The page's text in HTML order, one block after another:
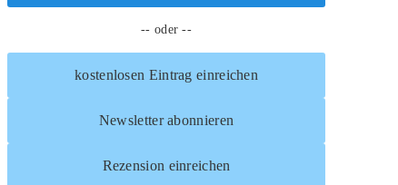
Maffini
-- oder --
kostenlosen Eintrag einreichen
Newsletter abonnieren
Rezension einreichen